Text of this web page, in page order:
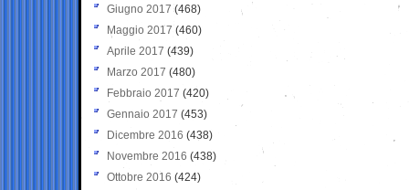
Giugno 2017 (468)
Maggio 2017 (460)
Aprile 2017 (439)
Marzo 2017 (480)
Febbraio 2017 (420)
Gennaio 2017 (453)
Dicembre 2016 (438)
Novembre 2016 (438)
Ottobre 2016 (424)